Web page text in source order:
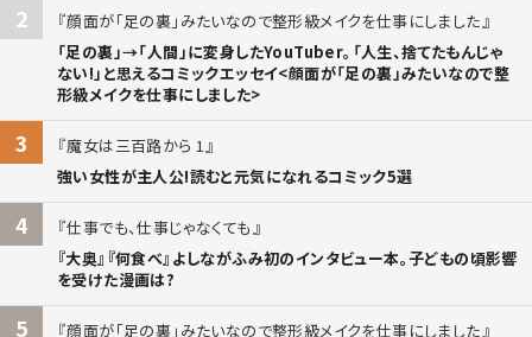
2
顔面が「足の裏」みたいなので整形級メイクを仕事にしました
「足の裏」→「人間」に変身したYouTuber。「人生、捨てたもんじゃ
ない!」と思えるコミックエッセイ<顔面が「足の裏」みたいなので整
形級メイクを仕事にしました>
3
魔女は三百路から 1
強い女性が主人公!読むと元気になれるコミック5選
4
仕事でも、仕事じゃなくても
『大奥』『何食べ』よしながふみ初のインタビュー本。子どもの頃影響
を受けた漫画は?
5
顔面が「足の裏」みたいなので整形級メイクを仕事にしました